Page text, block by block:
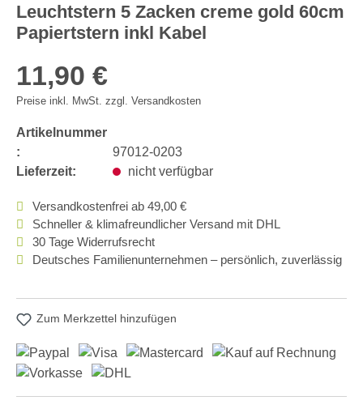
Leuchtstern 5 Zacken creme gold 60cm
Papiertstern inkl Kabel
11,90 €
Preise inkl. MwSt. zzgl. Versandkosten
Artikelnummer
:
97012-0203
Lieferzeit:
nicht verfügbar
Versandkostenfrei ab 49,00 €
Schneller & klimafreundlicher Versand mit DHL
30 Tage Widerrufsrecht
Deutsches Familienunternehmen – persönlich, zuverlässig
Zum Merkzettel hinzufügen